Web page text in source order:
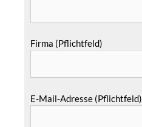
Firma (Pflichtfeld)
E-Mail-Adresse (Pflichtfeld)